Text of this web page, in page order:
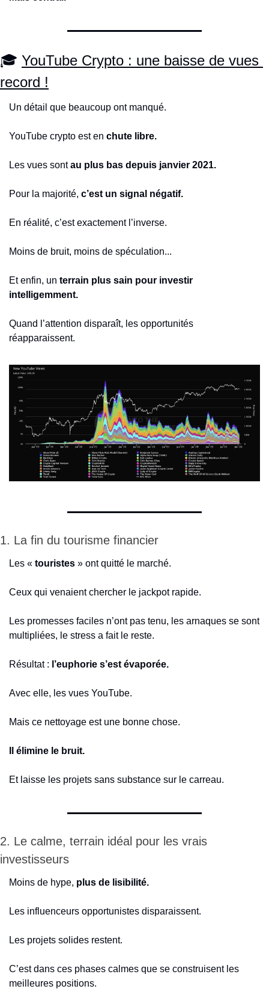
🎓 YouTube Crypto : une baisse de vues
record !
Un détail que beaucoup ont manqué.
YouTube crypto est en chute libre.
Les vues sont au plus bas depuis janvier 2021.
Pour la majorité, c’est un signal négatif.
En réalité, c’est exactement l’inverse.
Moins de bruit, moins de spéculation...
Et enfin, un terrain plus sain pour investir
intelligemment.
Quand l’attention disparaît, les opportunités
réapparaissent.
1. La fin du tourisme financier
Les « touristes » ont quitté le marché.
Ceux qui venaient chercher le jackpot rapide.
Les promesses faciles n’ont pas tenu, les arnaques se sont
multipliées, le stress a fait le reste.
Résultat : l’euphorie s’est évaporée.
Avec elle, les vues YouTube.
Mais ce nettoyage est une bonne chose.
Il élimine le bruit.
Et laisse les projets sans substance sur le carreau.
2. Le calme, terrain idéal pour les vrais
investisseurs
Moins de hype, plus de lisibilité.
Les influenceurs opportunistes disparaissent.
Les projets solides restent.
C’est dans ces phases calmes que se construisent les
meilleures positions.